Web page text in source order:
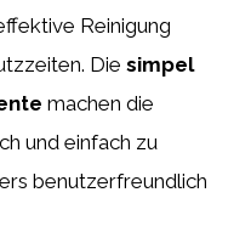
Reinigung
Die simpel
machen die
und einfach zu
benutzerfreundlich